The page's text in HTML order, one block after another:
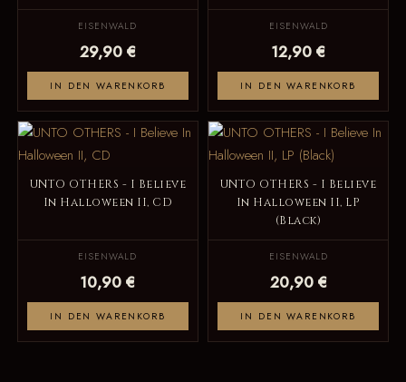
EISENWALD
29,90 €
IN DEN WARENKORB
EISENWALD
12,90 €
IN DEN WARENKORB
UNTO OTHERS - I Believe
In Halloween II, CD
EISENWALD
10,90 €
IN DEN WARENKORB
UNTO OTHERS - I Believe
In Halloween II, LP
(Black)
EISENWALD
20,90 €
IN DEN WARENKORB